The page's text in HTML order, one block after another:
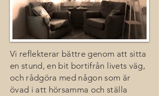
Vi reflekterar bättre genom att sitta
en stund, en bit bortifrån livets väg,
och rådgöra med någon som är
övad i att hörsamma och ställa